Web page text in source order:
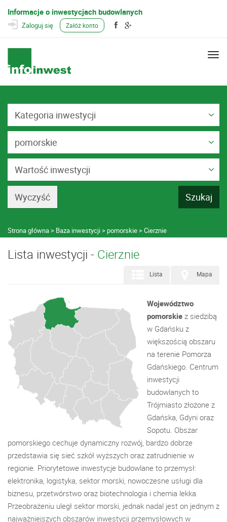
Informacje o inwestycjach budowlanych
Zaloguj się Załóż konto
Kategoria inwestycji
pomorskie
Wartość inwestycji
Strona główna Baza inwestycji pomorskie Cierznie
Lista inwestycji - Cierznie
Mapa
Lista
Województwo
pomorskie z siedzibą
w Gdańsku z
większością obszaru
na terenie Pomorza
Gdańskiego. Centrum
inwestycji
budowlanych to
Trójmiasto złożone z
Gdańska, Gdyni oraz
Sopotu. Obszar
pomorskiego cechuje dynamiczny rozwój, bardzo dobrze
przedstawia się sieć szkół wyższych oraz zatrudnienie w
regionie. Priorytetowe inwestycje budowlane to przemysł:
elektronika, logistyka, sektor morski, nowoczesne usługi dla
biznesu, przetwórstwo oraz biotechnologia i chemia lekka.
Przeobrażeniu uległ sektor morski, jednak nadal jest on jednym z
najważniejszych obszarów inwestycji przemysłowych w